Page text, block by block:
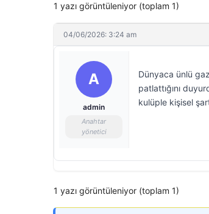
1 yazı görüntüleniyor (toplam 1)
04/06/2026: 3:24 am
A
admin
Anahtar
yönetici
Dünyaca ünlü
patlattığını
kulüple kişisel
1 yazı görüntüleniyor (toplam 1)